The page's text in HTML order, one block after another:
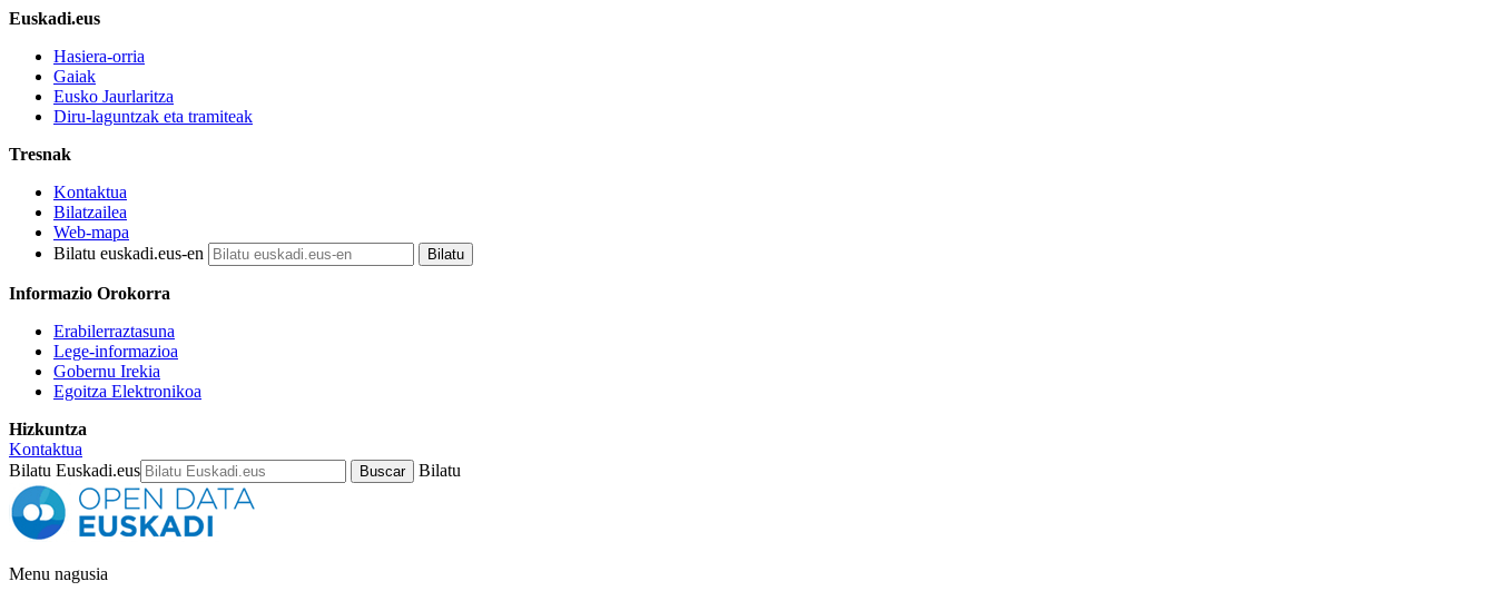
Euskadi.eus
Hasiera-orria
Gaiak
Eusko Jaurlaritza
Diru-laguntzak eta tramiteak
Tresnak
Kontaktua
Bilatzailea
Web-mapa
Bilatu euskadi.eus-en
Informazio Orokorra
Erabilerraztasuna
Lege-informazioa
Gobernu Irekia
Egoitza Elektronikoa
Hizkuntza
Kontaktua
Bilatu Euskadi.eus
Bilatu
Menu nagusia